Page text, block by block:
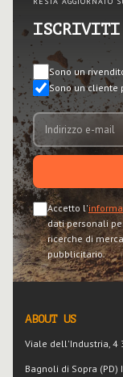
ISCRIVITI
Sono un
Sono un cliente
Accetto l'
dati personali
ricerche di
pubblicitario.
ABOUT US
Viale dell'Industria, 4
Bagnoli di Sopra (PD)